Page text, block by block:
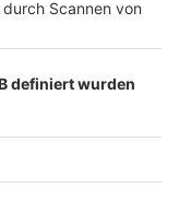
Impressum